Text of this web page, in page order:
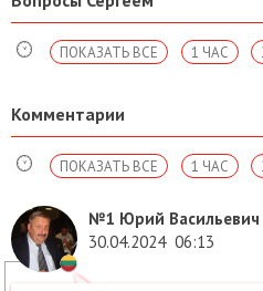
1 ЧАС
ПОКАЗАТЬ ВСЕ
Комментарии
1 ЧАС
ПОКАЗАТЬ ВСЕ
№1 Юрий
30.04.2024 06:13